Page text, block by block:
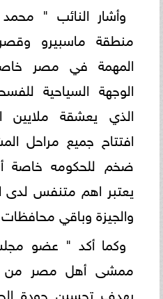
وأشار النائب "
منطقة ماسبيرو
المهمة في مصر
الوجهة السياحية
الذي يعشقة ملايين
افتتاح جميع مراحل
ضخم للحكومه
يعتبر اهم متنفس لدى
والجيزة وباقي محافظات
وكما أكد " عضو
ممشى أهل مصر من
بهدف تحسين جودة